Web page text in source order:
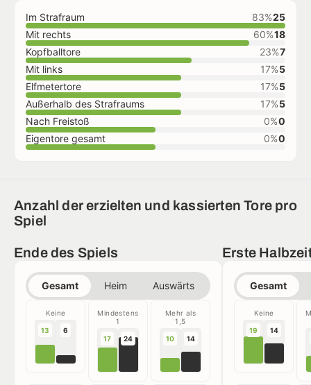
Im Strafraum 83%25
Mit rechts
60%18
Kopfballtore
23%7
Mit links
17%5
Elfmetertore
17%5
Außerhalb des Strafraums
17%5
Nach Freistoß
0%0
Eigentore gesamt
0%0
Anzahl der erzielten und kassierten Tore pro
Spiel
Ende des Spiels
Gesamt Heim Auswärts
Keine
13 6
Mindestens
1
17 24
Mehr als
1,5
10 14
Erste
Gesamt
Keine
19 14